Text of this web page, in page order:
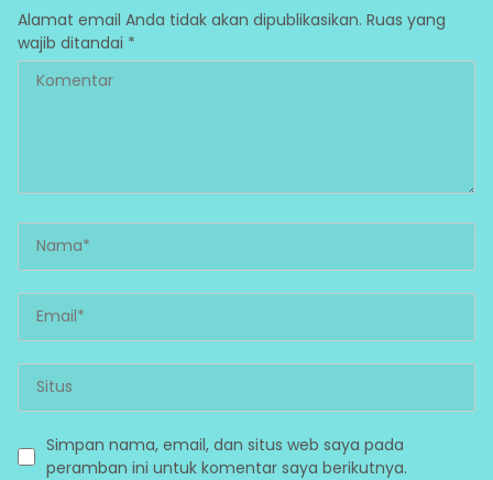
Alamat email Anda tidak akan dipublikasikan. Ruas yang
wajib ditandai *
Simpan nama, email, dan situs web saya pada
peramban ini untuk komentar saya berikutnya.